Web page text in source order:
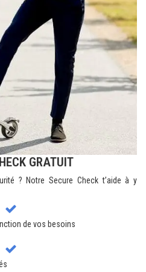
GRATUIT
? Notre Secure Check t’aide à y
de vos besoins